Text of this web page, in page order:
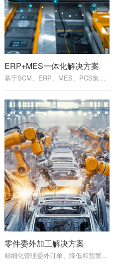
ERP+MES一体化解决方案
基于SCM、ERP、MES、PCS集成系统，从以职能为中心向以过程为中心转变，实现扁平化的管理模式，实现敏捷制造和一体化过程控制...
零件委外加工解决方案
精细化管理委外订单、降低和预警委外风险，杜绝人为操作，强化成本控制